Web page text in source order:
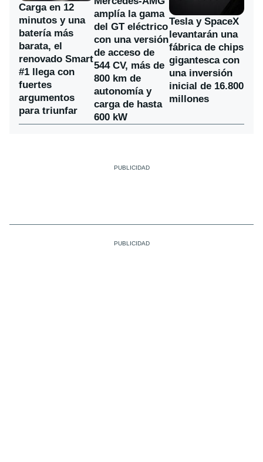
Carga en 12
minutos y una
batería más
barata, el
renovado Smart
#1 llega con
fuertes
argumentos
para triunfar
amplía la gama
del GT eléctrico
con una versión
de acceso de
544 CV, más de
800 km de
autonomía y
carga de hasta
600 kW
Tesla y SpaceX
levantarán una
fábrica de chips
gigantesca con
una inversión
inicial de 16.800
millones